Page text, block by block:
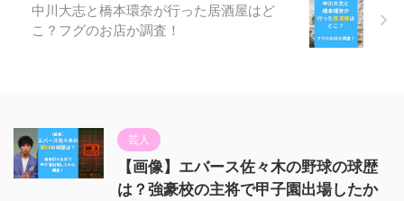
中川大志と橋本環奈が行った居酒屋はど
こ？フグのお店か調査！
芸人
【画像】エバース佐々木の野球の球歴
は？強豪校の主将で甲子園出場したか